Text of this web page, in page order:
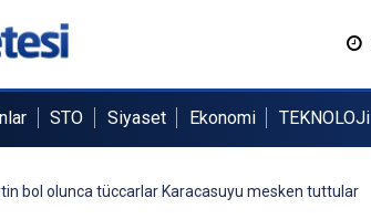
STO Siyaset Ekonomi TEKNOLOJi
bol olunca tüccarlar Karacasuyu mesken tuttular